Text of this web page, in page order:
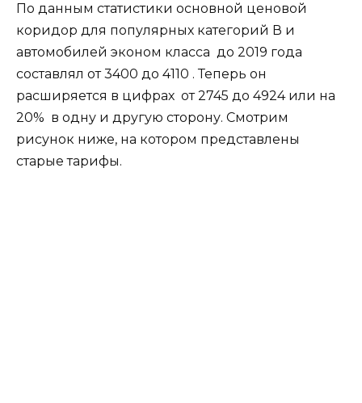
По данным статистики основной ценовой
коридор для популярных категорий В и
автомобилей эконом класса до 2019 года
составлял от 3400 до 4110 . Теперь он
расширяется в цифрах от 2745 до 4924 или на
20% в одну и другую сторону. Смотрим
рисунок ниже, на котором представлены
старые тарифы.